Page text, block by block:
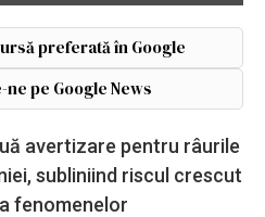
preferată în Google
pe Google News
avertizare pentru râurile
subliniind riscul crescut
fenomenelor